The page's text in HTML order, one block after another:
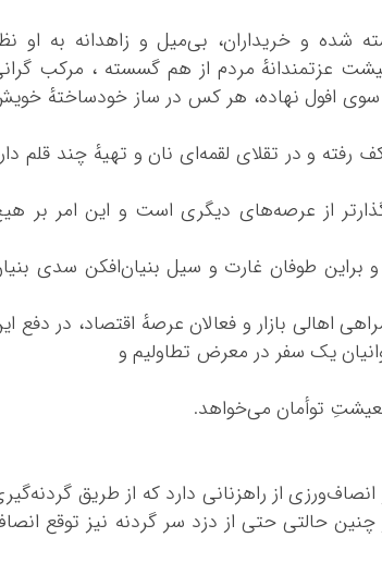
کهگلویه و
گلستان
گیلان
مازندران
هرمزگان
شده و خریداران، بی‌میل و زاهدانه به او
عزتمندانهٔ مردم از هم گسسته ، مرکب
سوی افول نهاده، هر کس در ساز خودساختهٔ
و در تقلای لقمه‌ای نان و تهیهٔ چند قلم
از عرصه‌های دیگری است و این امر بر
براین طوفان غارت و سیل بنیان‌افکن سدی
اهالی بازار و فعالان عرصهٔ اقتصاد، در دفع
یک سفر در معرض تطاولیم و
توأمان می‌خواهد.
از راهزنانی دارد که از طریق
چنین حالتی حتی از دزد سر گردنه نیز توقع